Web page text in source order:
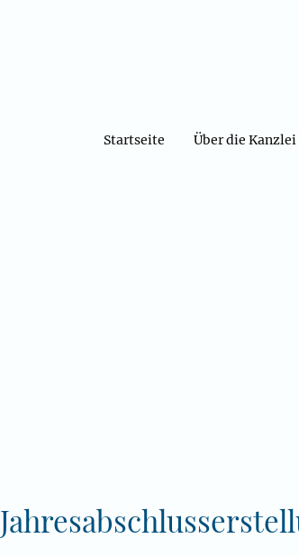
Startseite Über die Kanzlei